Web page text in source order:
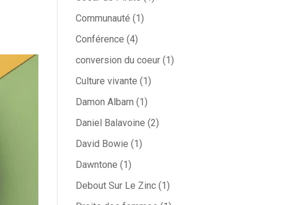
Communauté (1)
Conférence (4)
conversion du coeur(1)
Culture vivante (1)
Damon Albarn (1)
Daniel Balavoine (2)
David Bowie (1)
Dawntone (1)
Debout Sur Le Zinc(1)